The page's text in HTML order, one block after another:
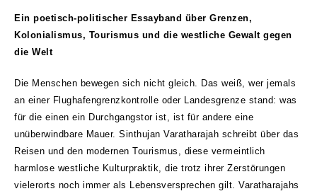
Ein poetisch-politischer Essayband über Grenzen,
Kolonialismus, Tourismus und die westliche Gewalt gegen
die Welt
Die Menschen bewegen sich nicht gleich. Das weiß, wer jemals
an einer Flughafengrenzkontrolle oder Landesgrenze stand: was
für die einen ein Durchgangstor ist, ist für andere eine
unüberwindbare Mauer. Sinthujan Varatharajah schreibt über das
Reisen und den modernen Tourismus, diese vermeintlich
harmlose westliche Kulturpraktik, die trotz ihrer Zerstörungen
vielerorts noch immer als Lebensversprechen gilt. Varatharajahs